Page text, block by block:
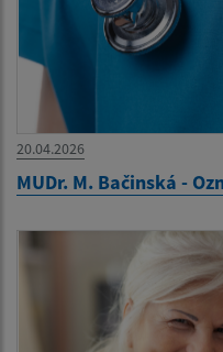
20.04.2026
MUDr. M. Bačinská -